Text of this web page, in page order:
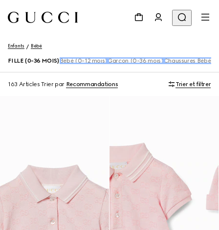
Enfants Bébé
FILLE (0-36 MOIS) Bébé (0-12 mois) Garçon (0-36 mois) Chaussures Bébé
163 Articles Trier par Recommandations Trier et filtrer